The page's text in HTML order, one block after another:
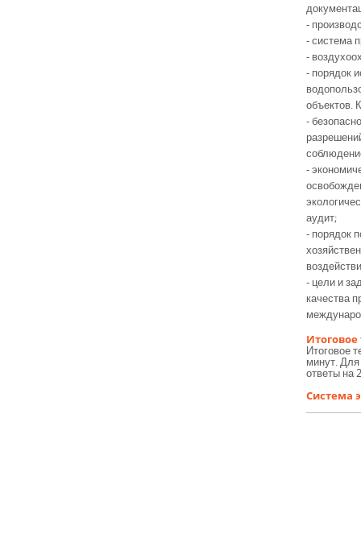
-
- система
-
- порядок
объектов.
-
-
аудит;
- порядок
- цели и
качества
Итоговое
Итоговое
минут.
ответы на
Система